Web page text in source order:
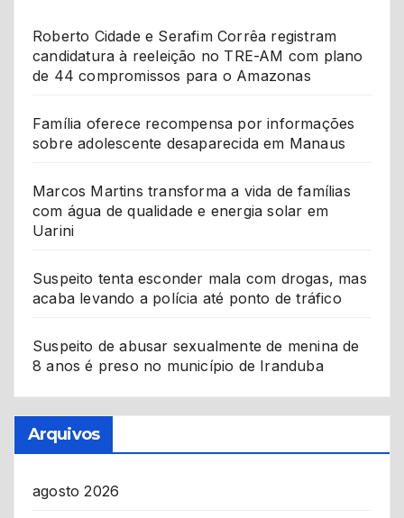
Roberto Cidade e Serafim Corrêa registram
candidatura à reeleição no TRE-AM com plano
de 44 compromissos para o Amazonas
Família oferece recompensa por informações
sobre adolescente desaparecida em Manaus
Marcos Martins transforma a vida de famílias
com água de qualidade e energia solar em
Uarini
Suspeito tenta esconder mala com drogas, mas
acaba levando a polícia até ponto de tráfico
Suspeito de abusar sexualmente de menina de
8 anos é preso no município de Iranduba
Arquivos
agosto 2026